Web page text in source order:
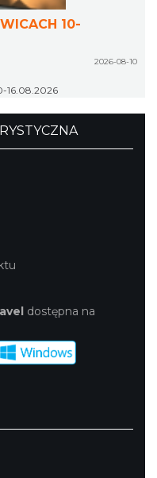
10-
2026-08-10
16.08.2026
dostępna na